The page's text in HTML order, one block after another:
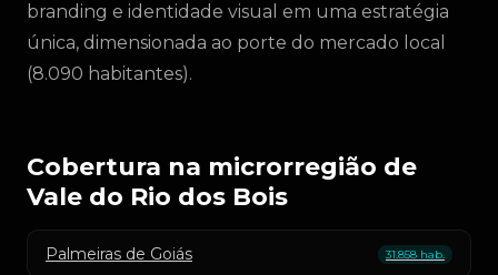
branding e identidade visual em uma estratégia
única, dimensionada ao porte do mercado local
(8.090 habitantes).
Cobertura na microrregião de
Vale do Rio dos Bois
Palmeiras de Goiás 31.858 hab.